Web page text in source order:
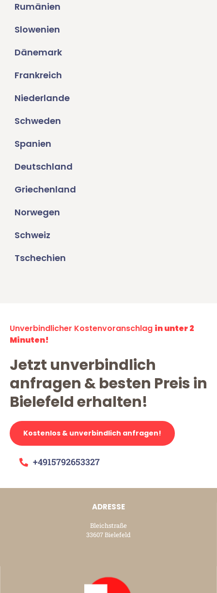
Rumänien
Slowenien
Dänemark
Frankreich
Niederlande
Schweden
Spanien
Deutschland
Griechenland
Norwegen
Schweiz
Tschechien
Unverbindlicher Kostenvoranschlag in unter 2
Minuten!
Jetzt unverbindlich
anfragen & besten Preis in
Bielefeld erhalten!
Kostenlos & unverbindlich anfragen!
+4915792653327
ADRESSE
Bleichstraße
33607 Bielefeld